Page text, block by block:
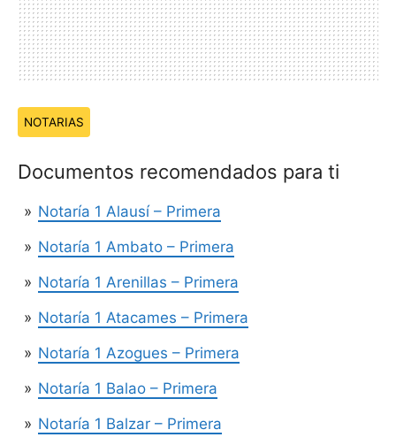
Temas:
NOTARIAS
Documentos recomendados para ti
Notaría 1 Alausí – Primera
Notaría 1 Ambato – Primera
Notaría 1 Arenillas – Primera
Notaría 1 Atacames – Primera
Notaría 1 Azogues – Primera
Notaría 1 Balao – Primera
Notaría 1 Balzar – Primera